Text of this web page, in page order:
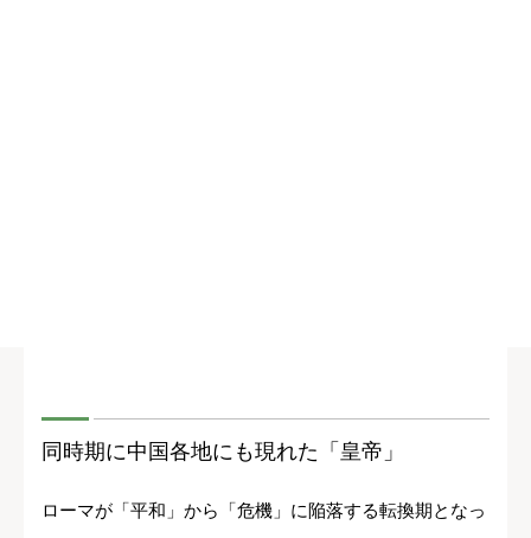
同時期に中国各地にも現れた「皇帝」
ローマが「平和」から「危機」に陥落する転換期となっ